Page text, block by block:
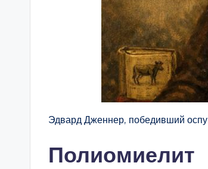
Эдвард Дженнер, победивший оспу
Полиомиелит